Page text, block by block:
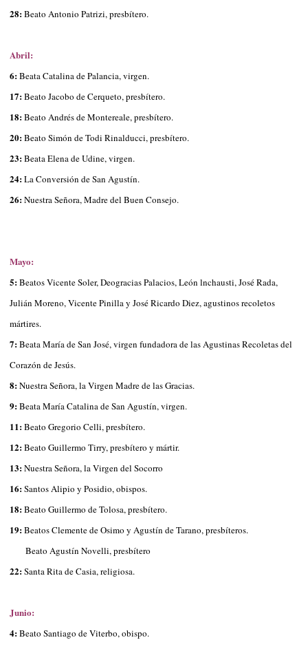
28:Beato Antonio Patrizi, presbítero.
Abril:
6:Beata Catalina de Palancia, virgen.
17:Beato Jacobo de Cerqueto, presbítero.
18:Beato Andrés de Montereale, presbítero.
20:Beato Simón de Todi Rinalducci, presbítero.
23:Beata Elena de Udine, virgen.
24:La Conversión de San Agustín.
26:Nuestra Señora, Madre del Buen Consejo.
Mayo:
5:Beatos Vicente Soler, Deogracias Palacios, León lnchausti, José Rada,
Julián Moreno, Vicente Pinilla y José Ricardo Diez, agustinos recoletos
mártires.
7:Beata María de San José, virgen fundadora de las Agustinas Recoletas del
Corazón de Jesús.
8:Nuestra Señora, la Virgen Madre de las Gracias.
9:Beata María Catalina de San Agustín, virgen.
11:Beato Gregorio Celli, presbítero.
12:Beato Guillermo Tirry, presbítero y mártir.
13:Nuestra Señora, la Virgen del Socorro
16:Santos Alipio y Posidio, obispos.
18:Beato Guillermo de Tolosa, presbítero.
19:Beatos Clemente de Osimo y Agustín de Tarano, presbíteros.
Beato Agustín Novelli, presbítero
22:Santa Rita de Casia, religiosa.
Junio:
4:Beato Santiago de Viterbo, obispo.